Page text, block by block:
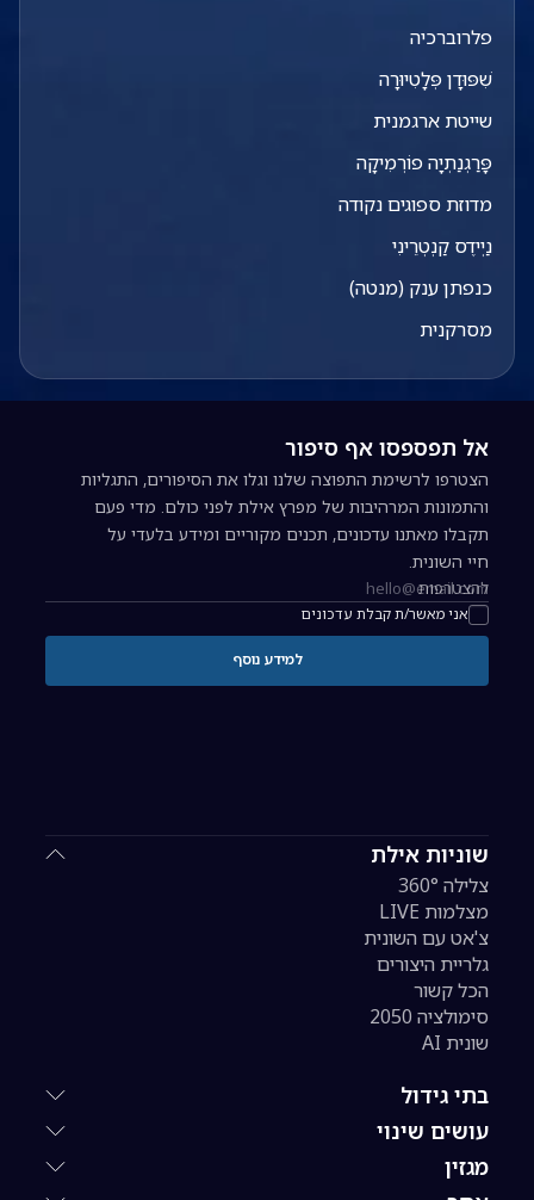
פלרוברכיה
שִׁפּוּדָן פְּלָטִיוּרָה
שייטת ארגמנית
פָּרַגְנַתְיָה פוֹרְמִיקָה
מדוזת ספוגים נקודה
נַיְידֶס קַנְטְרֵינִי
כנפתן ענק (מנטה)
מסרקנית
שוניות אילת
צלילה 360°
מצלמות LIVE
צ'אט עם השונית
גלריית היצורים
הכל קשור
סימולציה 2050
שונית AI
בתי גידול
עושים שינוי
מגזין
אל תפספסו אף סיפור
הצטרפו לרשימת התפוצה שלנו וגלו את הסיפורים, התגליות
והתמונות המרהיבות של מפרץ אילת לפני כולם. מדי פעם
תקבלו מאתנו עדכונים, תכנים מקוריים ומידע בלעדי על
חיי השונית.
כתובת אימייל להרשמה לניוזלטר
אני מאשר/ת קבלת עדכונים
להצטרפות
למידע נוסף